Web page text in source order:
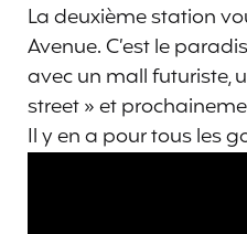
La deuxième station
Avenue. C’est le
avec un mall futuriste,
street » et
Il y en a pour tous les